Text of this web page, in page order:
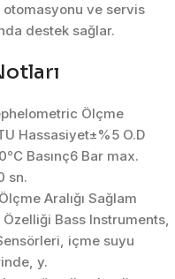
ve servis
destek sağlar.
Ölçme
Hassasiyet±%5 O.D
Basınç6 Bar max.
sn.
Aralığı Sağlam
Özelliği Bass Instruments,
içme suyu
y.